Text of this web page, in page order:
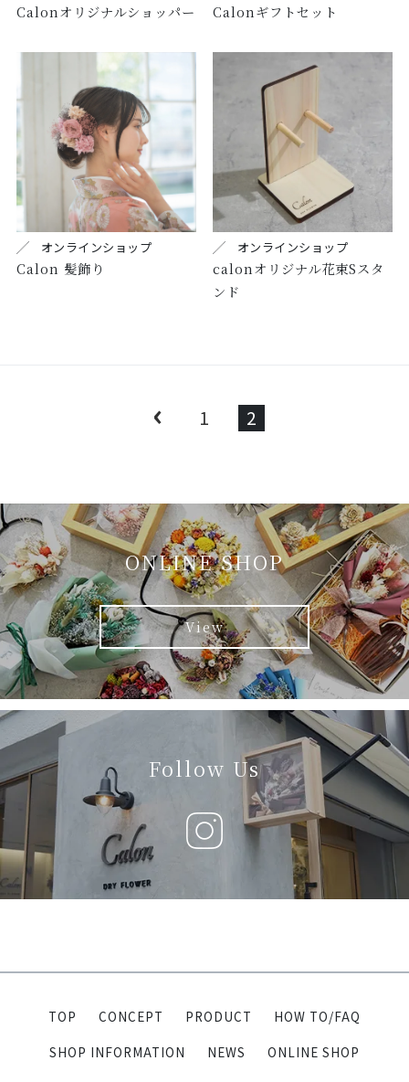
Calonオリジナルショッパー Calonギフトセット
オンラインショップ
Calon 髪飾り
オンラインショップ
calonオリジナル花束Sスタ
ンド
‹ 1 2
ONLINE SHOP
View
Follow Us
TOP CONCEPT PRODUCT
HOW TO/FAQ
SHOP INFORMATION
NEWS
ONLINE SHOP